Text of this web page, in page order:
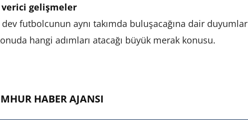
verici gelişmeler
futbolcunun aynı takımda buluşacağına dair duyumlar
hangi adımları atacağı büyük merak konusu.
HABER AJANSI